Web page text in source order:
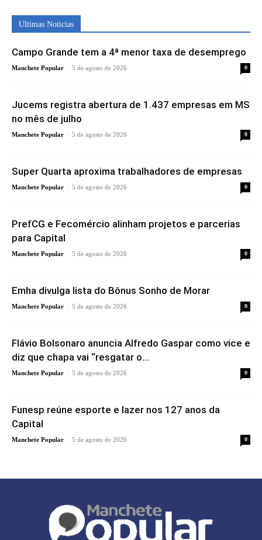
Ultimas Noticias
Campo Grande tem a 4ª menor taxa de desemprego
Manchete Popular - 5 de agosto de 2026 0
Jucems registra abertura de 1.437 empresas em MS
no mês de julho
Manchete Popular - 5 de agosto de 2026 0
Super Quarta aproxima trabalhadores de empresas
Manchete Popular - 5 de agosto de 2026 0
PrefCG e Fecomércio alinham projetos e parcerias
para Capital
Manchete Popular - 5 de agosto de 2026 0
Emha divulga lista do Bônus Sonho de Morar
Manchete Popular - 5 de agosto de 2026 0
Flávio Bolsonaro anuncia Alfredo Gaspar como vice e
diz que chapa vai “resgatar o...
Manchete Popular - 5 de agosto de 2026 0
Funesp reúne esporte e lazer nos 127 anos da
Capital
Manchete Popular - 5 de agosto de 2026 0